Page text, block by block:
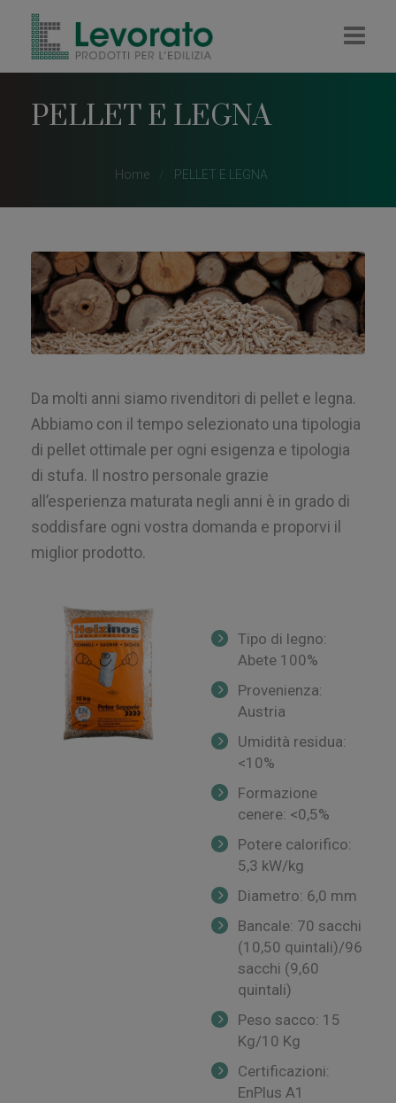
COLORIFICIO
PELLET E LEGNA
CONTATTI
PELLET E LEGNA
Home PELLET E LEGNA
Da molti anni siamo rivenditori di pellet e legna.
Abbiamo con il tempo selezionato una tipologia
di pellet ottimale per ogni esigenza e tipologia
di stufa. Il nostro personale grazie
all’esperienza maturata negli anni è in grado di
soddisfare ogni vostra domanda e proporvi il
miglior prodotto.
Tipo di legno:
Abete 100%
Provenienza:
Austria
Umidità residua:
<10%
Formazione
cenere: <0,5%
Potere calorifico:
5,3 kW/kg
Diametro: 6,0 mm
Bancale: 70 sacchi
(10,50 quintali)/96
sacchi (9,60
quintali)
Peso sacco: 15
Kg/10 Kg
Certificazioni:
EnPlus A1